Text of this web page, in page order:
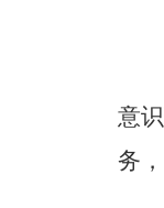
意
务